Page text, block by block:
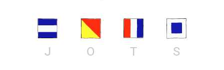
J O T S